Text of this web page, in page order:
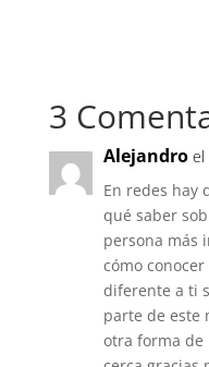
3
Alejandro el
En redes hay
qué saber
persona más
cómo
diferente a ti
parte de este
otra forma de